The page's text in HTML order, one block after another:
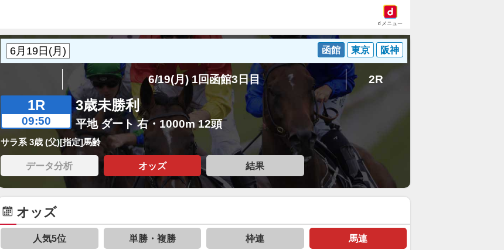
dメニュー
函館 東京 阪神
6/19(月) 1回函館3日目 2R
1R
09:50
3歳未勝利
平地 ダート 右・1000m 12頭
サラ系 3歳 (父)[指定]馬齢
データ分析 オッズ 結果
オッズ
人気5位 単勝・複勝 枠連 馬連